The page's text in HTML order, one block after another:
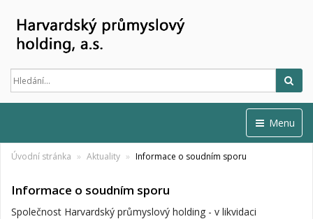
Menu
Úvodní stránka Aktuality Informace o soudním sporu
Informace o soudním sporu
Společnost Harvardský průmyslový holding - v likvidaci